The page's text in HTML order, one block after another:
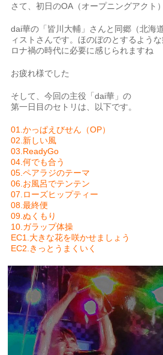
さて、初日のOA（オープニングアクト
dai華の「皆川大輔」さんと同郷（北海
ィストさんです。ほのぼのとするよう
ロナ禍の時代に必要に感じられますね
お疲れ様でした
そして、今回の主役「dai華」の
第一日目のセトリは、以下です。
01.かっぱえびせん（OP）
02.新しい風
03.ReadyGo
04.何でも合う
05.ペアラジのテーマ
06.お風呂でテンテン
07.ローズヒップティー
08.最終便
09.ぬくもり
10.ガラップ体操
EC1.大きな花を咲かせましょう
EC2.きっとうまくいく